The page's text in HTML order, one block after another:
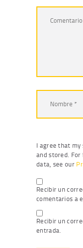
I agree that
and stored.
data, see our
Recibir un
comentarios a
Recibir un
entrada.